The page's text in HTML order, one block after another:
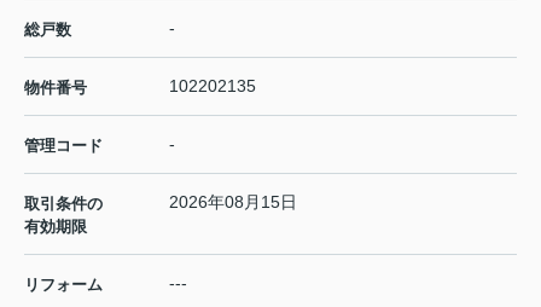
総戸数 -
物件番号 102202135
管理コード -
取引条件の
有効期限
2026年08月15日
リフォーム ---